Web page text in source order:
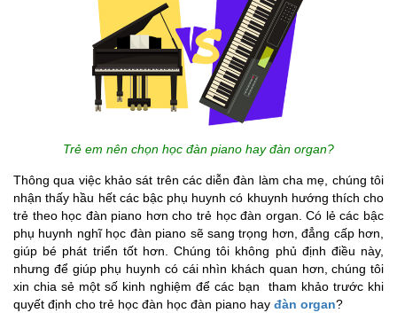
Trẻ em nên chọn học đàn piano hay đàn organ?
Thông qua việc khảo sát trên các diễn đàn làm cha mẹ, chúng tôi
nhận thấy hầu hết các bậc phụ huynh có khuynh hướng thích cho
trẻ theo học đàn piano hơn cho trẻ học đàn organ. Có lẻ các bậc
phụ huynh nghĩ học đàn piano sẽ sang trọng hơn, đẳng cấp hơn,
giúp bé phát triển tốt hơn. Chúng tôi không phủ định điều này,
nhưng để giúp phụ huynh có cái nhìn khách quan hơn, chúng tôi
xin chia sẻ một số kinh nghiệm để các bạn tham khảo trước khi
quyết định cho trẻ học đàn học đàn piano hay đàn organ?